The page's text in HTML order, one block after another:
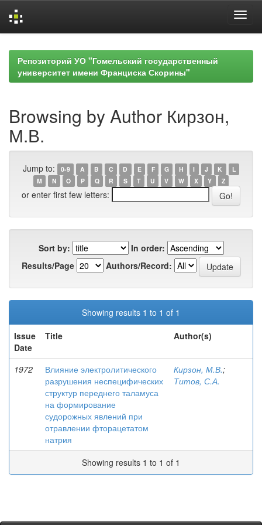
navigationРепозиторий УО "Гомельский государственный
университет имени Франциска Скорины"
Browsing by Author Кирзон,
М.В.
Jump to: 0-9 A B C D E F G H I J K
L
M
N O P Q R S T U V W X Y Z
or enter first few letters:
Sort by:
In order:
Results/Page
Authors/Record:
Showing results 1 to 1 of 1
Issue
Date
Title Author(s)
1972
Влияние электролитического
разрушения неспецифических
структур переднего таламуса
на формирование
судорожных явлений при
отравлении фторацетатом
натрия
Кирзон, М.В.;
Титов, С.А.
Showing results 1 to 1 of 1